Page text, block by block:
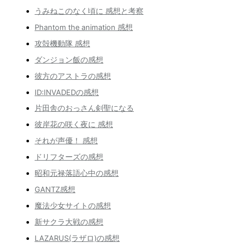
うみねこのなく頃に 感想と考察
Phantom the animation 感想
攻殻機動隊 感想
ダンジョン飯の感想
彼方のアストラの感想
ID:INVADEDの感想
片田舎のおっさん剣聖になる
彼岸花の咲く夜に 感想
それが声優！ 感想
ドリフターズの感想
昭和元禄落語心中の感想
GANTZ感想
魔法少女サイトの感想
新サクラ大戦の感想
LAZARUS(ラザロ)の感想